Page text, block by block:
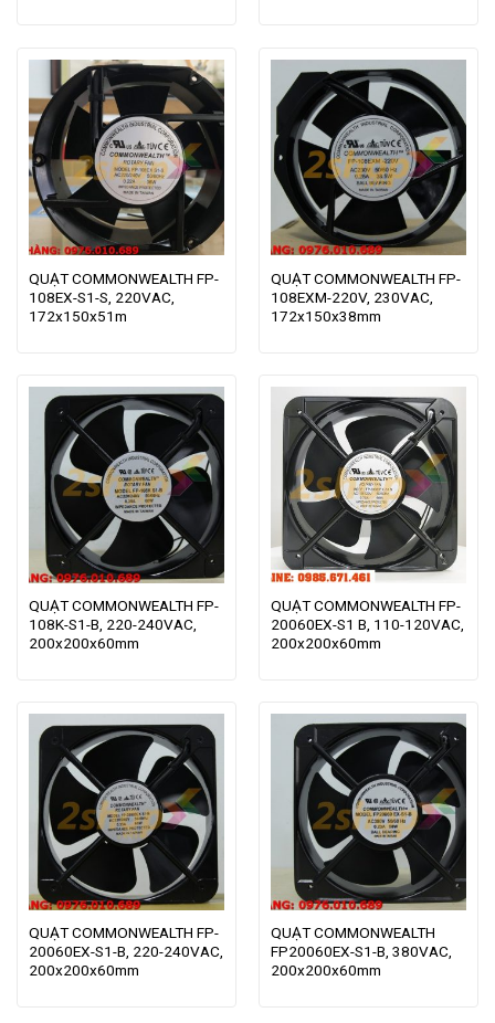
QUẠT COMMONWEALTH FP-
108EX-S1-S, 220VAC,
172x150x51m
QUẠT COMMONWEALTH FP-
108EXM-220V, 230VAC,
172x150x38mm
QUẠT COMMONWEALTH FP-
108K-S1-B, 220-240VAC,
200x200x60mm
QUẠT COMMONWEALTH FP-
20060EX-S1 B, 110-120VAC,
200x200x60mm
QUẠT COMMONWEALTH FP-
20060EX-S1-B, 220-240VAC,
200x200x60mm
QUẠT COMMONWEALTH
FP20060EX-S1-B, 380VAC,
200x200x60mm